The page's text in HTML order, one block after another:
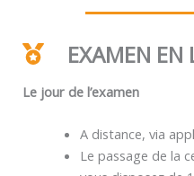
EXAMEN EN
Le jour de l’examen
A distance, via
Le passage de la